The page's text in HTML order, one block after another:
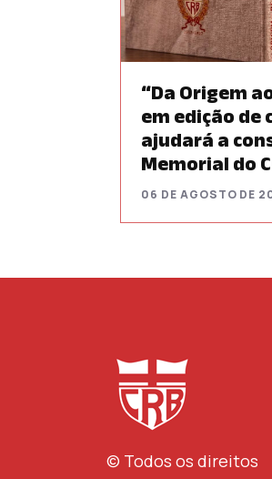
“Da Origem
em edição de
ajudará a
Memorial do
06 DE AGOSTO DE
© Todos os direitos